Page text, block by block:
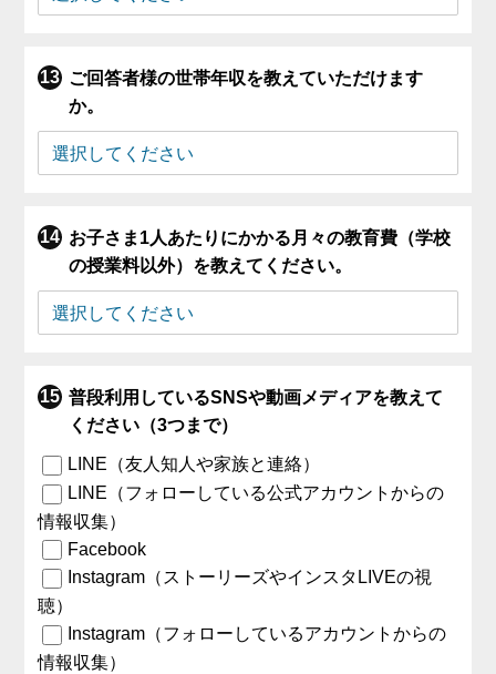
ご回答者様の世帯年収を教えていただけます
か。
お子さま1人あたりにかかる月々の教育費（学校
の授業料以外）を教えてください。
普段利用しているSNSや動画メディアを教えて
ください（3つまで）
LINE（友人知人や家族と連絡）
LINE（フォローしている公式アカウントからの
情報収集）
Facebook
Instagram（ストーリーズやインスタLIVEの視
聴）
Instagram（フォローしているアカウントからの
情報収集）